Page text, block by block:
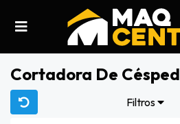
Cortadora De Césped
Filtros